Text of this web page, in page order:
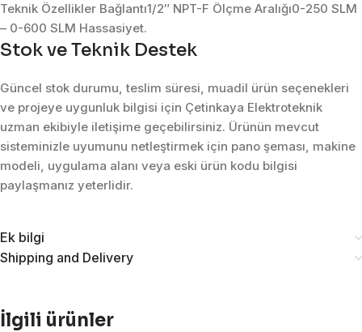
Teknik Özellikler Bağlantı1/2″ NPT-F Ölçme Aralığı0-250 SLM
– 0-600 SLM Hassasiyet.
Stok ve Teknik Destek
Güncel stok durumu, teslim süresi, muadil ürün seçenekleri
ve projeye uygunluk bilgisi için Çetinkaya Elektroteknik
uzman ekibiyle iletişime geçebilirsiniz. Ürünün mevcut
sisteminizle uyumunu netleştirmek için pano şeması, makine
modeli, uygulama alanı veya eski ürün kodu bilgisi
paylaşmanız yeterlidir.
Ek bilgi
Shipping and Delivery
İlgili ürünler